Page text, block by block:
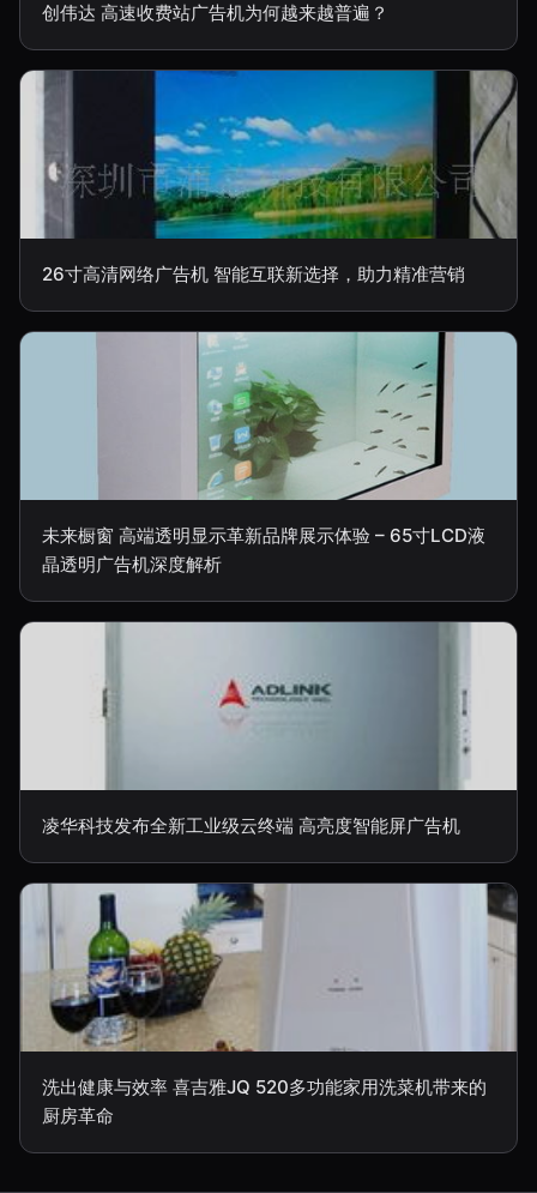
创伟达 高速收费站广告机为何越来越普遍？
26寸高清网络广告机 智能互联新选择，助力精准营销
未来橱窗 高端透明显示革新品牌展示体验 – 65寸LCD液
晶透明广告机深度解析
凌华科技发布全新工业级云终端 高亮度智能屏广告机
洗出健康与效率 喜吉雅JQ 520多功能家用洗菜机带来的
厨房革命